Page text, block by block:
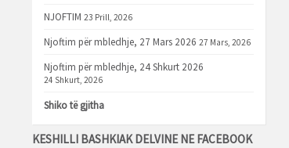
NJOFTIM 23 Prill, 2026
Njoftim për mbledhje, 27 Mars 2026 27 Mars, 2026
Njoftim për mbledhje, 24 Shkurt 2026
24 Shkurt, 2026
Shiko të gjitha
KESHILLI BASHKIAK DELVINE NE FACEBOOK